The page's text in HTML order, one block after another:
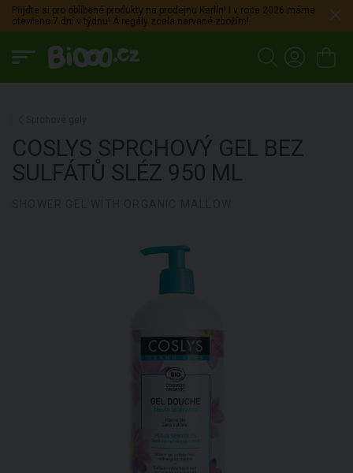
Přijdte si pro oblíbené produkty na prodejnu Karlín! I v roce 2026 máme
otevřeno 7 dní v týdnu! A regály zcela narvané zbožím!
COSLYS SPRCHOVÝ GEL BEZ
SULFÁTŮ SLÉZ 950 ML